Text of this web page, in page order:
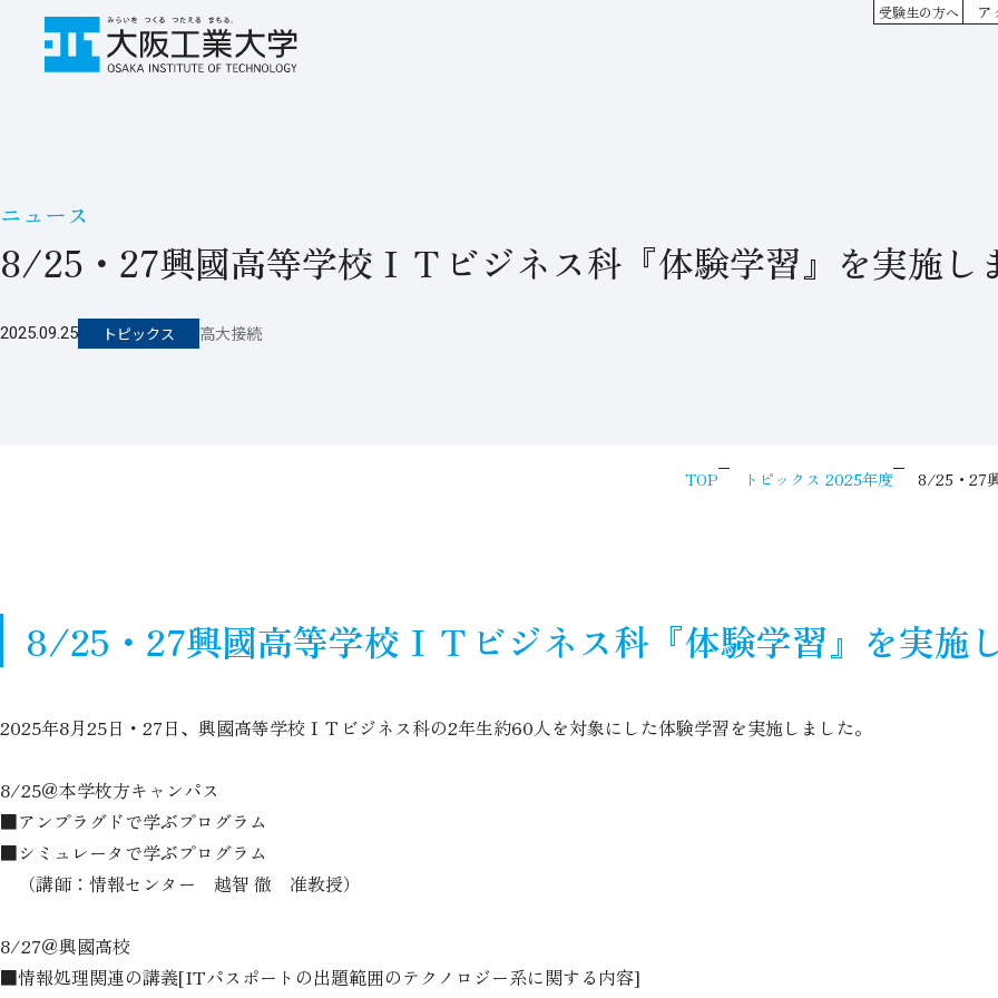
受験生の方へ ア
ニュース
8/25・27興國高等学校ＩＴビジネス科『体験学習』を実施し
2025.09.25 トピックス 高大接続
TOP トピックス 2025年度 8/25・27
8/25・27興國高等学校ＩＴビジネス科『体験学習』を実施し
2025年8月25日・27日、興國高等学校ＩＴビジネス科の2年生約60人を対象にした体験学習を実施しました。
8/25＠本学枚方キャンパス
■アンプラグドで学ぶプログラム
■シミュレータで学ぶプログラム
（講師：情報センター 越智 徹 准教授）
8/27＠興國高校
■情報処理関連の講義[ITパスポートの出題範囲のテクノロジー系に関する内容]